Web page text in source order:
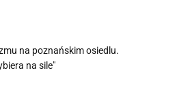
na poznańskim osiedlu.
na sile"